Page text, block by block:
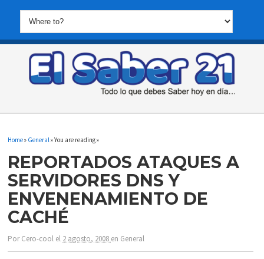
Home» General » You are reading »
REPORTADOS ATAQUES A
SERVIDORES DNS Y
ENVENENAMIENTO DE
CACHÉ
PorCero-cool el 2 agosto, 2008 en General